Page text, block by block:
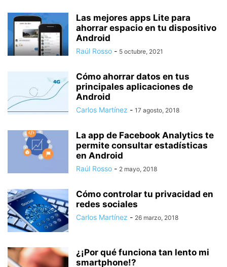
Las mejores apps Lite para
ahorrar espacio en tu dispositivo
Android
Raúl Rosso - 5 octubre, 2021
Cómo ahorrar datos en tus
principales aplicaciones de
Android
Carlos Martínez - 17 agosto, 2018
La app de Facebook Analytics te
permite consultar estadísticas
en Android
Raúl Rosso - 2 mayo, 2018
Cómo controlar tu privacidad en
redes sociales
Carlos Martínez - 26 marzo, 2018
¿¡Por qué funciona tan lento mi
smartphone!?